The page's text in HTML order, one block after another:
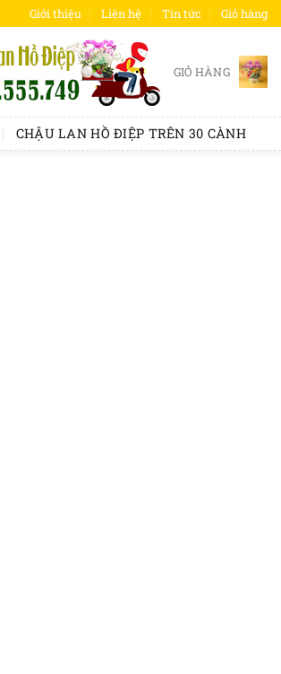
Giới thiệu Liên hệ Tin tức Giỏ hàng
GIỎ HÀNG
CHẬU LAN HỒ ĐIỆP TRÊN 30 CÀNH